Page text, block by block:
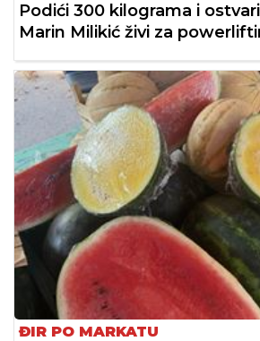
Podići 300 kilograma i
Marin Milikić živi za
ĐIR PO MARKATU